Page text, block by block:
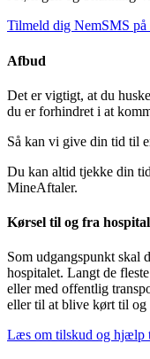
Tilmeld dig NemSMS på
Afbud
Det er vigtigt, at du
du er forhindret i at
Så kan vi give din tid til
Du kan altid tjekke din
MineAftaler.
Kørsel til og fra
Som udgangspunkt skal
hospitalet. Langt de
eller med offentlig
eller til at blive kørt til og
Læs om tilskud og hjælp